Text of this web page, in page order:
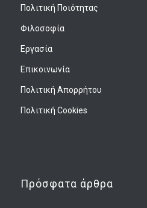
Πολιτική Ποιότητας
Φιλοσοφία
Εργασία
Επικοινωνία
Πολιτική Απορρήτου
Πολιτική Cookies
Πρόσφατα άρθρα